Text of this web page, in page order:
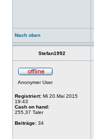
Nach oben
Stefan1992
Anonymer User
Registriert: Mi 20.Mai 2015
19:43
Cash on hand:
255,37 Taler
Beiträge: 34